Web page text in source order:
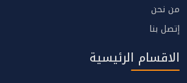
من نحن
إتصل بنا
الاقسام الرئيسية